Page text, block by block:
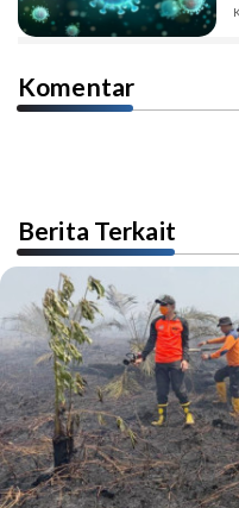
Komentar
Berita Terkait